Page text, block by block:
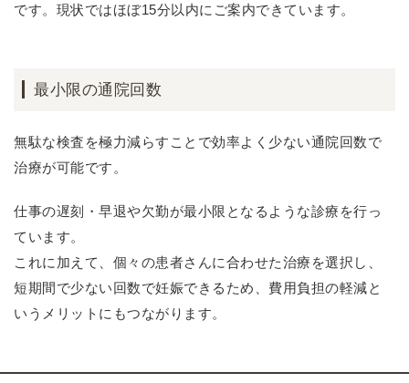
です。現状ではほぼ15分以内にご案内できています。
最小限の通院回数
無駄な検査を極力減らすことで効率よく少ない通院回数で
治療が可能です。
仕事の遅刻・早退や欠勤が最小限となるような診療を行っ
ています。
これに加えて、個々の患者さんに合わせた治療を選択し、
短期間で少ない回数で妊娠できるため、費用負担の軽減と
いうメリットにもつながります。